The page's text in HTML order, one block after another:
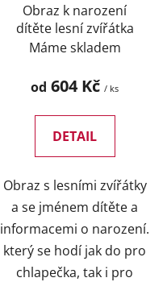
Obraz k narození
dítěte lesní zvířátka
Máme skladem
od 604 Kč / ks
DETAIL
Obraz s lesními zvířátky
a se jménem dítěte a
informacemi o narození.
který se hodí jak do pro
chlapečka, tak i pro